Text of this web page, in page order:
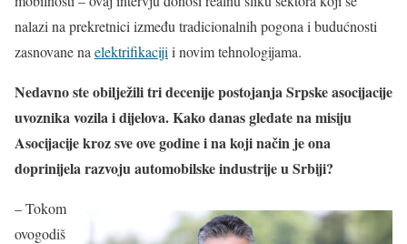
nalazi na prekretnici između tradicionalnih pogona i budućnosti
zasnovane na elektrifikaciji i novim tehnologijama.
Nedavno ste obilježili tri decenije postojanja Srpske asocijacije
uvoznika vozila i dijelova. Kako danas gledate na misiju
Asocijacije kroz sve ove godine i na koji način je ona
doprinijela razvoju automobilske industrije u Srbiji?
– Tokom
ovogodiš